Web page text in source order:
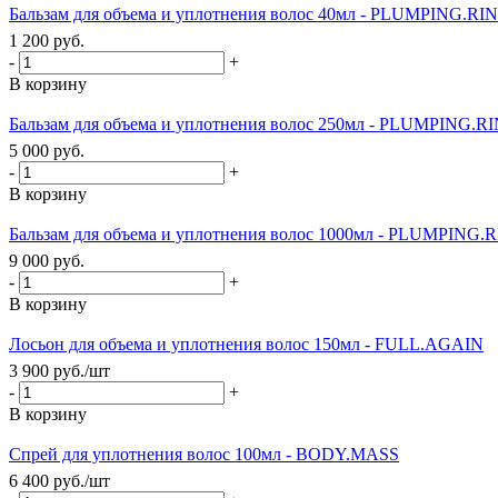
Бальзам для объема и уплотнения волос 40мл -
1 200 руб.
-
+
В корзину
Бальзам для объема и уплотнения волос 250мл -
5 000 руб.
-
+
В корзину
Бальзам для объема и уплотнения волос 1000мл -
9 000 руб.
-
+
В корзину
Лосьон для объема и уплотнения волос 150мл - FULL.AGAIN
3 900 руб./шт
-
+
В корзину
Спрей для уплотнения волос 100мл - BODY.MASS
6 400 руб./шт